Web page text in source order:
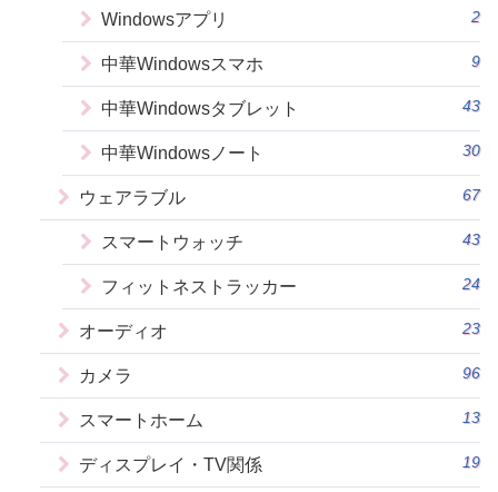
Windowsアプリ 2
中華Windowsスマホ 9
中華Windowsタブレット 43
中華Windowsノート 30
ウェアラブル 67
スマートウォッチ 43
フィットネストラッカー 24
オーディオ 23
カメラ 96
スマートホーム 13
ディスプレイ・TV関係 19